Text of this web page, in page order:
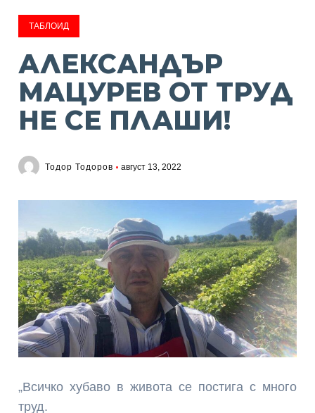
ТАБЛОИД
АЛЕКСАНДЪР
МАЦУРЕВ ОТ ТРУД
НЕ СЕ ПЛАШИ!
Тодор Тодоров август 13, 2022
„Всичко хубаво в живота се постига с много
труд.